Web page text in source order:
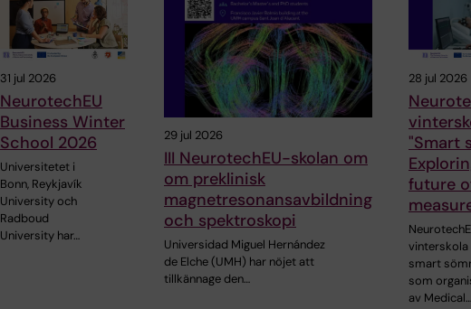
31 jul 2026
NeurotechEU
Business Winter
School 2026
Universitetet i
Bonn, Reykjavík
University och
Radboud
University har…
29 jul 2026
III NeurotechEU-skolan om
om preklinisk
magnetresonansavbildning
och spektroskopi
Universidad Miguel Hernández
de Elche (UMH) har nöjet att
tillkännage den…
28 jul 2026
"Smart
future
vinterskola
smart
som
av Medical…